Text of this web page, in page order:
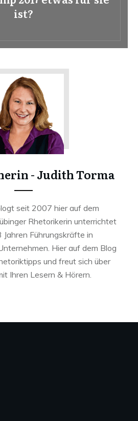
ist?
- Judith Torma
seit 2007 hier auf dem
Rhetorikerin unterrichtet
Führungskräfte in
Hier auf dem Blog
und freut sich über
Ihren Lesern & Hörern.